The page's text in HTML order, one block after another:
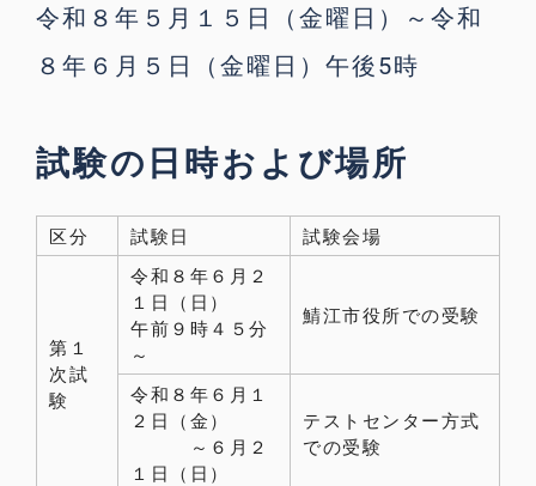
令和８年５月１５日（金曜日）～令和
８年６月５日（金曜日）午後5時
試験の日時および場所
区分 試験日 試験会場
第１
次試
験
令和８年６月２
１日（日）
午前９時４５分
～
鯖江市役所での受験
令和８年６月１
２日（金）
～６月２
１日（日）
テストセンター方式
での受験